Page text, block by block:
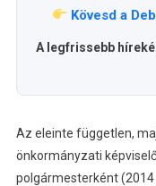
Kövesd a
A legfrissebb
Az eleinte független,
önkormányzati
polgármesterként (2014